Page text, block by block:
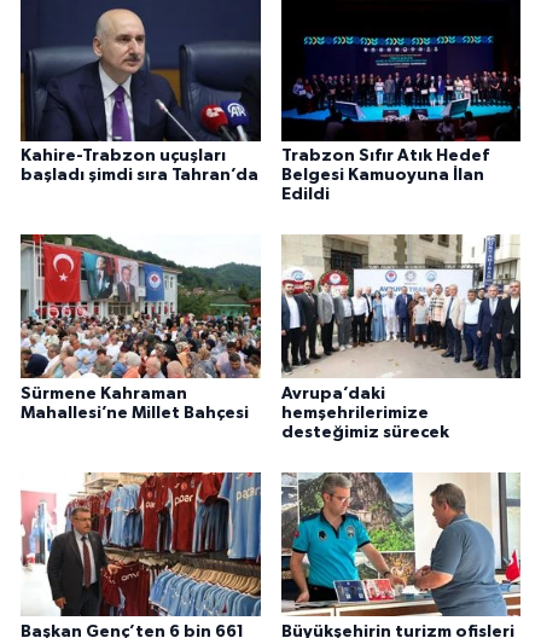
Kahire-Trabzon uçuşları
başladı şimdi sıra Tahran’da
Trabzon Sıfır Atık Hedef
Belgesi Kamuoyuna İlan
Edildi
Sürmene Kahraman
Mahallesi’ne Millet Bahçesi
Avrupa’daki
hemşehrilerimize
desteğimiz sürecek
Başkan Genç’ten 6 bin 661
Büyükşehirin turizm ofisleri